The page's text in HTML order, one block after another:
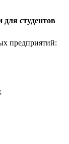
студентов
предприятий: